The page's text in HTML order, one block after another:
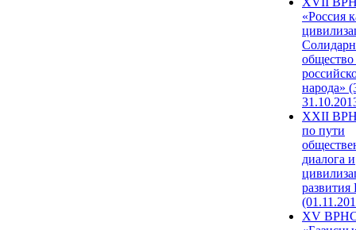
«Россия
народа»
XXII
по пути
диалога и
развития
XV